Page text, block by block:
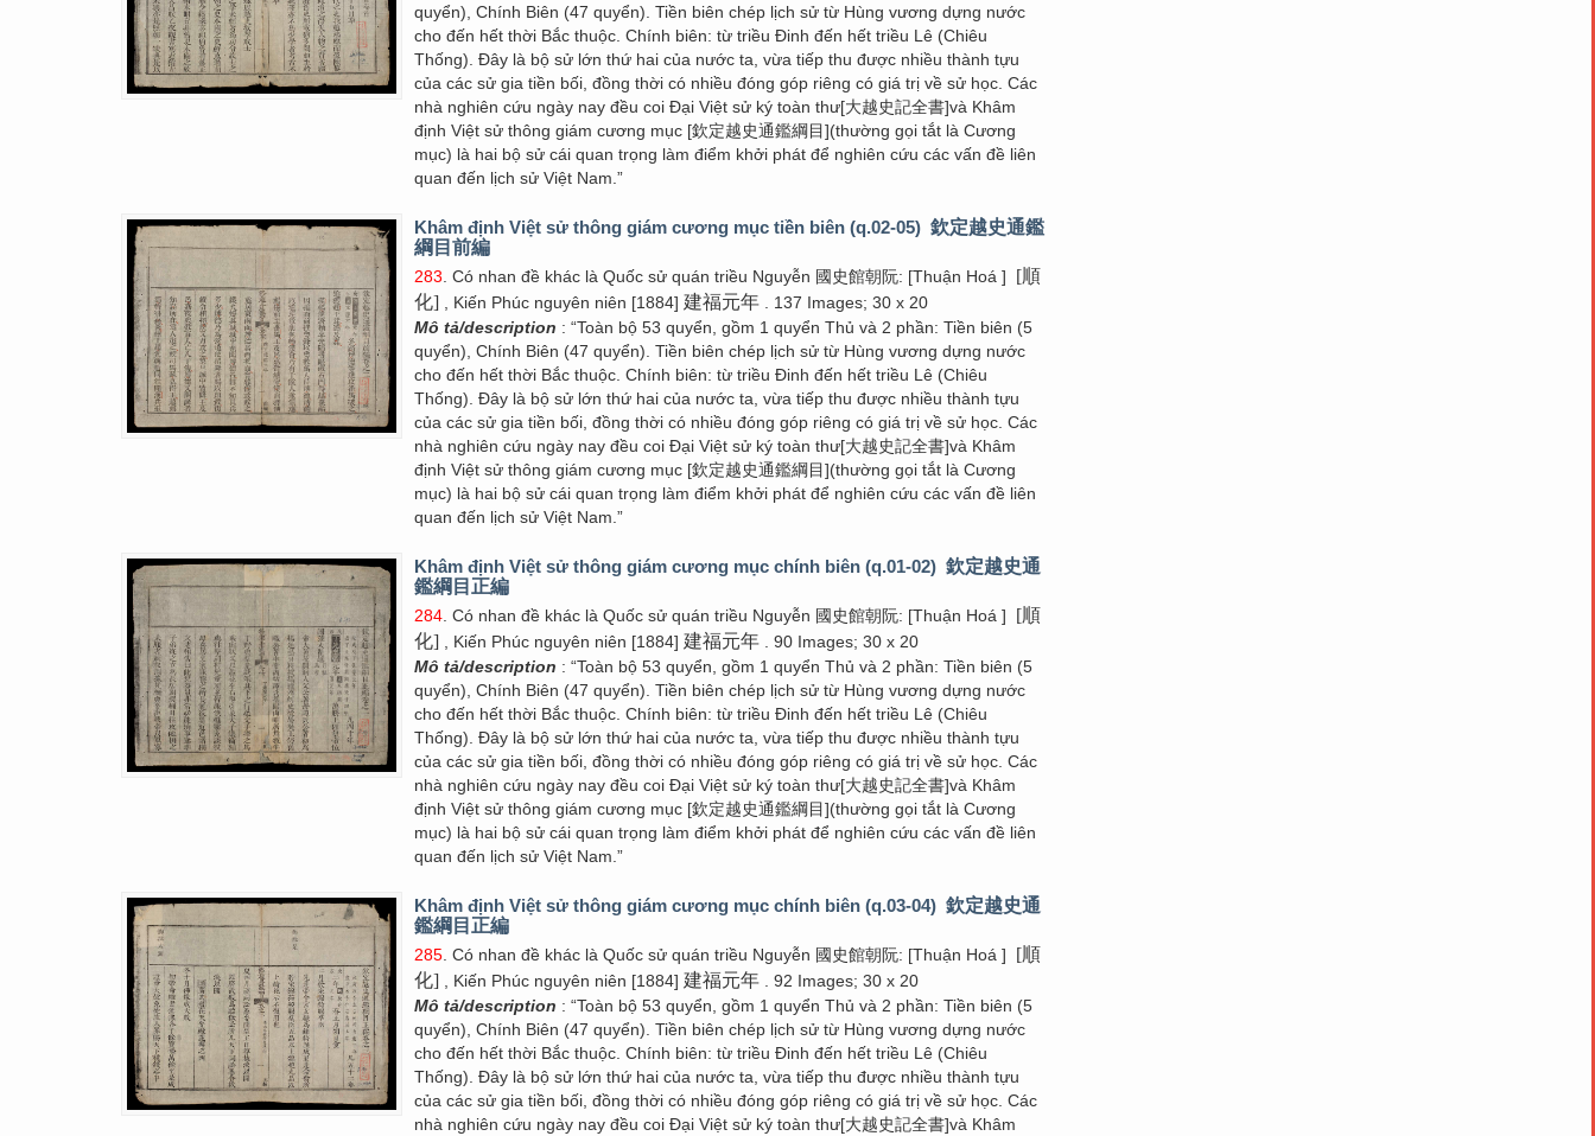
quyển), Chính Biên (47 quyển). Tiền biên chép lịch sử từ Hùng vương dựng nước
cho đến hết thời Bắc thuộc. Chính biên: từ triều Đinh đến hết triều Lê (Chiêu
Thống). Đây là bộ sử lớn thứ hai của nước ta, vừa tiếp thu được nhiều thành tựu
của các sử gia tiền bối, đồng thời có nhiều đóng góp riêng có giá trị về sử học. Các
nhà nghiên cứu ngày nay đều coi Đại Việt sử ký toàn thư[大越史記全書]và Khâm
định Việt sử thông giám cương mục [欽定越史通鑑綱目](thường gọi tắt là Cương
mục) là hai bộ sử cái quan trọng làm điểm khởi phát để nghiên cứu các vấn đề liên
quan đến lịch sử Việt Nam.”
Khâm định Việt sử thông giám cương mục tiền biên (q.02-05) 欽定越史通鑑
綱目前編
283 . Có nhan đề khác là Quốc sử quán triều Nguyễn 國史館朝阮: [Thuận Hoá ]
[順
化] , Kiến Phúc nguyên niên [1884] 建福元年 . 137 Images; 30 x 20
Mô tả/description : “Toàn bộ 53 quyển, gồm 1 quyển Thủ và 2 phần: Tiền biên (5
quyển), Chính Biên (47 quyển). Tiền biên chép lịch sử từ Hùng vương dựng nước
cho đến hết thời Bắc thuộc. Chính biên: từ triều Đinh đến hết triều Lê (Chiêu
Thống). Đây là bộ sử lớn thứ hai của nước ta, vừa tiếp thu được nhiều thành tựu
của các sử gia tiền bối, đồng thời có nhiều đóng góp riêng có giá trị về sử học. Các
nhà nghiên cứu ngày nay đều coi Đại Việt sử ký toàn thư[大越史記全書]và Khâm
định Việt sử thông giám cương mục [欽定越史通鑑綱目](thường gọi tắt là Cương
mục) là hai bộ sử cái quan trọng làm điểm khởi phát để nghiên cứu các vấn đề liên
quan đến lịch sử Việt Nam.”
Khâm định Việt sử thông giám cương mục chính biên (q.01-02) 欽定越史通
鑑綱目正編
284 . Có nhan đề khác là Quốc sử quán triều Nguyễn 國史館朝阮: [Thuận Hoá ]
[順
化] , Kiến Phúc nguyên niên [1884] 建福元年 . 90 Images; 30 x 20
Mô tả/description : “Toàn bộ 53 quyển, gồm 1 quyển Thủ và 2 phần: Tiền biên (5
quyển), Chính Biên (47 quyển). Tiền biên chép lịch sử từ Hùng vương dựng nước
cho đến hết thời Bắc thuộc. Chính biên: từ triều Đinh đến hết triều Lê (Chiêu
Thống). Đây là bộ sử lớn thứ hai của nước ta, vừa tiếp thu được nhiều thành tựu
của các sử gia tiền bối, đồng thời có nhiều đóng góp riêng có giá trị về sử học. Các
nhà nghiên cứu ngày nay đều coi Đại Việt sử ký toàn thư[大越史記全書]và Khâm
định Việt sử thông giám cương mục [欽定越史通鑑綱目](thường gọi tắt là Cương
mục) là hai bộ sử cái quan trọng làm điểm khởi phát để nghiên cứu các vấn đề liên
quan đến lịch sử Việt Nam.”
Khâm định Việt sử thông giám cương mục chính biên (q.03-04) 欽定越史通
鑑綱目正編
285 . Có nhan đề khác là Quốc sử quán triều Nguyễn 國史館朝阮: [Thuận Hoá ]
[順
化] , Kiến Phúc nguyên niên [1884] 建福元年 . 92 Images; 30 x 20
Mô tả/description : “Toàn bộ 53 quyển, gồm 1 quyển Thủ và 2 phần: Tiền biên (5
quyển), Chính Biên (47 quyển). Tiền biên chép lịch sử từ Hùng vương dựng nước
cho đến hết thời Bắc thuộc. Chính biên: từ triều Đinh đến hết triều Lê (Chiêu
Thống). Đây là bộ sử lớn thứ hai của nước ta, vừa tiếp thu được nhiều thành tựu
của các sử gia tiền bối, đồng thời có nhiều đóng góp riêng có giá trị về sử học. Các
nhà nghiên cứu ngày nay đều coi Đại Việt sử ký toàn thư[大越史記全書]và Khâm